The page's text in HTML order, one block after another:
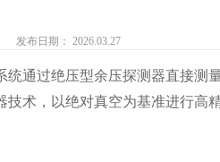
发布日期： 2026.03.27
统通过绝压型余压探测器直接测
术，以绝对真空为基准进行高